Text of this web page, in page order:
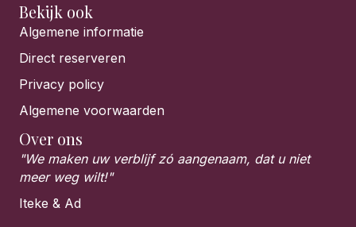
Bekijk ook
Algemene informatie
Direct reserveren
Privacy policy
Algemene voorwaarden
Over ons
"We maken uw verblijf zó aangenaam, dat u niet
meer weg wilt!"
Iteke & Ad